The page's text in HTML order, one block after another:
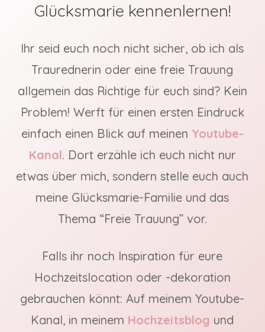
Glücksmarie kennenlernen!
Ihr seid euch noch nicht sicher, ob ich als
Traurednerin oder eine freie Trauung
allgemein das Richtige für euch sind? Kein
Problem! Werft für einen ersten Eindruck
einfach einen Blick auf meinen Youtube-
Kanal. Dort erzähle ich euch nicht nur
etwas über mich, sondern stelle euch auch
meine Glücksmarie-Familie und das
Thema “Freie Trauung” vor.
Falls ihr noch Inspiration für eure
Hochzeitslocation oder -dekoration
gebrauchen könnt: Auf meinem Youtube-
Kanal, in meinem Hochzeitsblog und